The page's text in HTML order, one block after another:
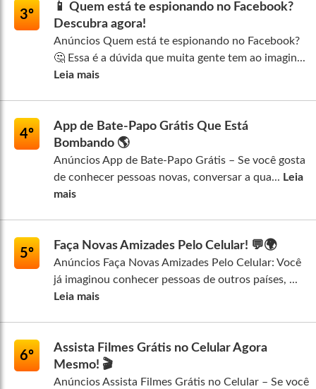
3º
📱 Quem está te espionando no Facebook?
Descubra agora!
Anúncios Quem está te espionando no Facebook?
🤔 Essa é a dúvida que muita gente tem ao imagin...
Leia mais
4º
App de Bate-Papo Grátis Que Está
Bombando 🌎
Anúncios App de Bate-Papo Grátis – Se você gosta
de conhecer pessoas novas, conversar a qua... Leia
mais
5º
Faça Novas Amizades Pelo Celular! 💬🌍
Anúncios Faça Novas Amizades Pelo Celular: Você
já imaginou conhecer pessoas de outros países, ...
Leia mais
6º
Assista Filmes Grátis no Celular Agora
Mesmo! 🎬
Anúncios Assista Filmes Grátis no Celular – Se você